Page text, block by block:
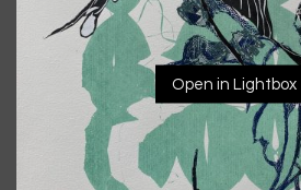
Open in Lightbox